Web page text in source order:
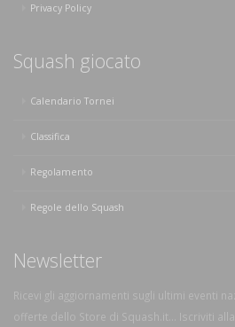
Privacy Policy
Squash giocato
Calendario Tornei
Classifica
Regolamento
Regole dello Squash
Newsletter
Ricevi gli aggiornamenti sugli ultimi eventi
offerte dello Store di Squash.it... Iscriviti